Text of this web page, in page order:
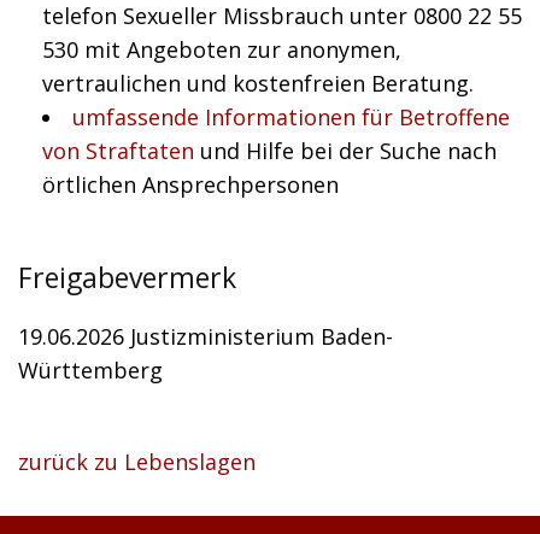
telefon Sexueller Missbrauch unter 0800 22 55
530 mit Angeboten zur anonymen,
vertraulichen und kostenfreien Beratung.
umfassende Informationen für Betroffene
von Straftaten und Hilfe bei der Suche nach
örtlichen Ansprechpersonen
Freigabevermerk
19.06.2026 Justizministerium Baden-
Württemberg
zurück zu Lebenslagen